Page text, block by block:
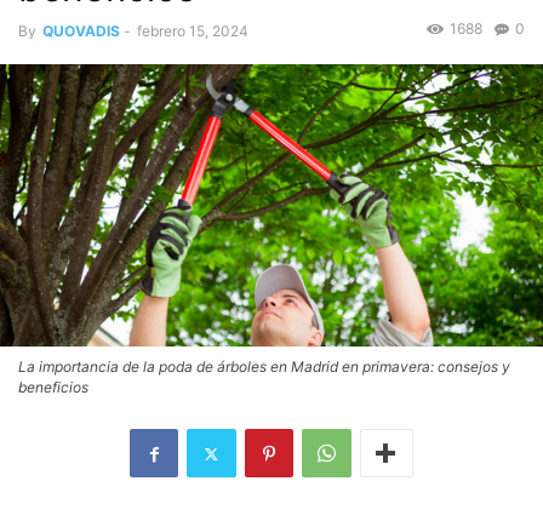
By QUOVADIS - febrero 15, 2024 0
1688
La importancia de la poda de árboles en Madrid en primavera: consejos y
beneficios